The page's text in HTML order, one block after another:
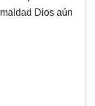
Dios aún